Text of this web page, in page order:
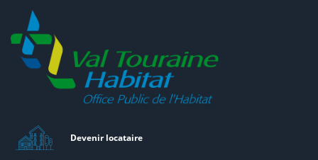
Devenir locataire